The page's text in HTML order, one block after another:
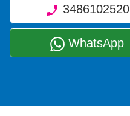
3486102520
WhatsApp